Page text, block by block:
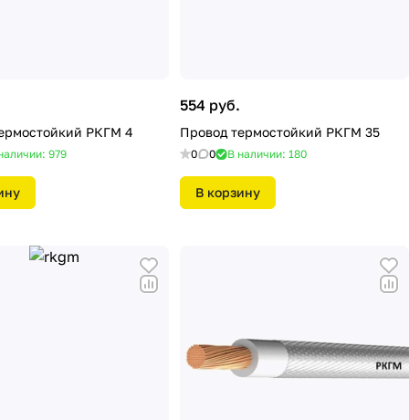
РКГМ 4
979
554 руб.
Провод термостойкий РКГМ 35
0 0 В наличии: 180
В корзину